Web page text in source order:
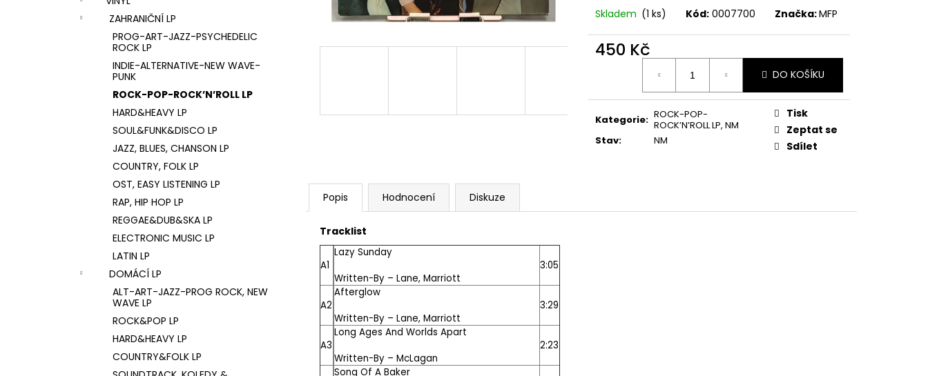
ZAHRANIČNÍ LP
PROG-ART-JAZZ-PSYCHEDELIC
ROCK LP
INDIE-ALTERNATIVE-NEW WAVE-
PUNK
ROCK-POP-ROCK’N’ROLL LP
HARD&HEAVY LP
SOUL&FUNK&DISCO LP
JAZZ, BLUES, CHANSON LP
COUNTRY, FOLK LP
OST, EASY LISTENING LP
RAP, HIP HOP LP
REGGAE&DUB&SKA LP
ELECTRONIC MUSIC LP
LATIN LP
DOMÁCÍ LP
ALT-ART-JAZZ-PROG ROCK, NEW
WAVE LP
ROCK&POP LP
HARD&HEAVY LP
COUNTRY&FOLK LP
Skladem (1 ks) Kód: 0007700 Značka:MFP
450 Kč
DO KOŠÍKU
Kategorie: ROCK-POP-
ROCK’N’ROLL LP, NM
Stav: NM
Tisk
Zeptat se
Sdílet
Popis Hodnocení Diskuze
Tracklist
A1
Lazy Sunday
Written-By – Lane, Marriott
3:05
A2
Afterglow
Written-By – Lane, Marriott
3:29
A3
Long Ages And Worlds Apart
Written-By – McLagan
2:23
Song Of A Baker
U2 – THE JOSHUA TREE LP
1 290 Kč
MARTIN KRATOCHVÍL & JAZZ Q ‎–
HODOKVAS (FEASTING) LP
OF DAWN CD